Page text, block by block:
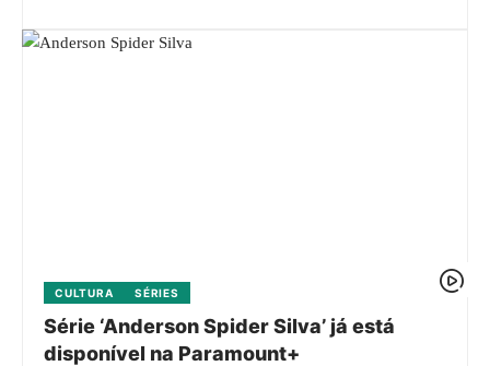
CULTURA SÉRIES
Série ‘Anderson Spider Silva’ já está
disponível na Paramount+